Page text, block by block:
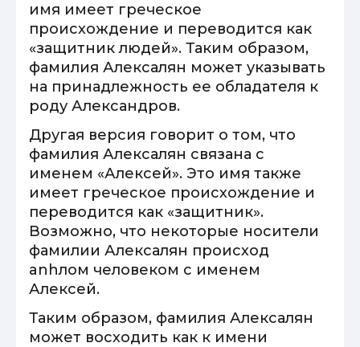
имя имеет греческое
происхождение и переводится как
«защитник людей». Таким образом,
фамилия Алексалян может указывать
на принадлежность ее обладателя к
роду Александров.
Другая версия говорит о том, что
фамилия Алексалян связана с
именем «Алексей». Это имя также
имеет греческое происхождение и
переводится как «защитник».
Возможно, что некоторые носители
фамилии Алексалян происход
anhлом человеком с именем
Алексей.
Таким образом, фамилия Алексалян
может восходить как к имени